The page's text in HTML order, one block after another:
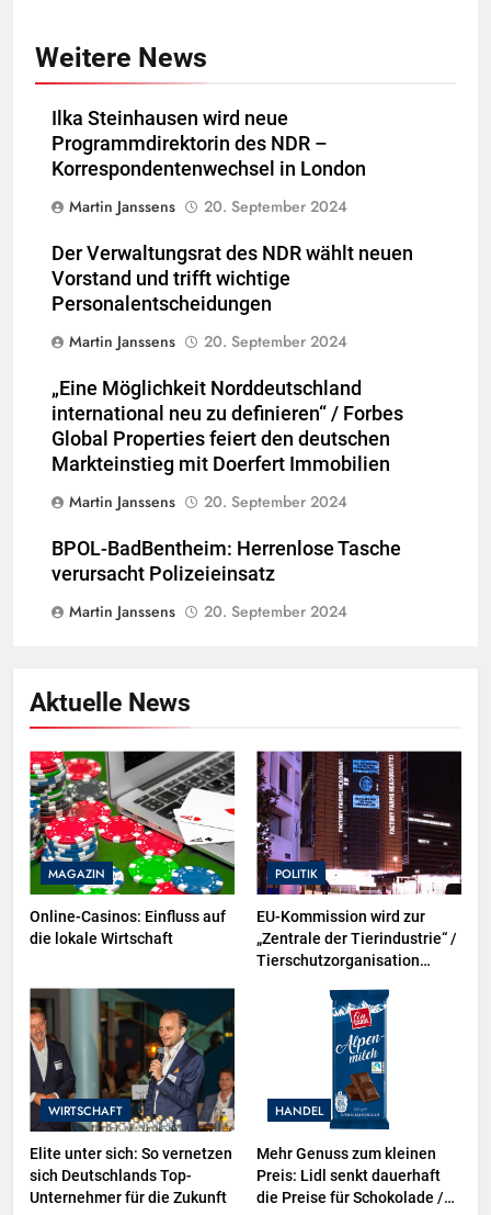
Weitere News
Ilka Steinhausen wird neue
Programmdirektorin des NDR –
Korrespondentenwechsel in London
Martin Janssens
20. September 2024
Der Verwaltungsrat des NDR wählt neuen
Vorstand und trifft wichtige
Personalentscheidungen
Martin Janssens
20. September 2024
„Eine Möglichkeit Norddeutschland
international neu zu definieren“ / Forbes
Global Properties feiert den deutschen
Markteinstieg mit Doerfert Immobilien
Martin Janssens
20. September 2024
BPOL-BadBentheim: Herrenlose Tasche
verursacht Polizeieinsatz
Martin Janssens
20. September 2024
Aktuelle News
MAGAZIN
Online-Casinos: Einfluss auf
die lokale Wirtschaft
POLITIK
EU-Kommission wird zur
„Zentrale der Tierindustrie“ /
Tierschutzorganisation
Projektion in Brüssel die
Nähe der EU-Kommission zur
Tierindustrie an
WIRTSCHAFT
Elite unter sich: So vernetzen
sich Deutschlands Top-
Unternehmer für die Zukunft
HANDEL
Mehr Genuss zum kleinen
Preis: Lidl senkt dauerhaft
die Preise für Schokolade /